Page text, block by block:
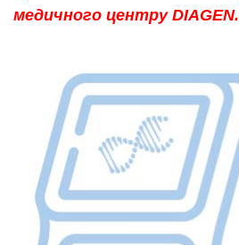
медичного центру DIAGEN.